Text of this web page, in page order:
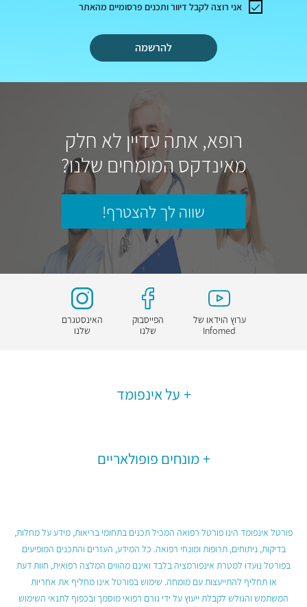
להרשמה
אני רוצה לקבל דיוור ותכנים פרסומיים מהאתר
רופא, אתה עדיין לא חלק
מאינדקס המומחים שלנו?
שווה לך להצטרף!
ערוץ הוידאו של
Infomed
הפייסבוק
שלנו
האינסטגרם
שלנו
על אינפומד
מונחים פופולאריים
פורטל אינפומד הינו פורטל רפואה המכיל תכנים בתחומי בריאות, מידע על מחלות,
בדיקות, ניתוחים, תרופות ומונחי רפואה. כל המידע, העזרים והתכנים המופיעים
בפורטל נועדו למטרת אינפורמציה בלבד ואינם מהווים המלצה רפואית, חוות דעת
או תחליף להתייעצות עם מומחה. שימוש בפורטל אינו מחליף את אחריות
המשתמש והגולש לקבלת ייעוץ על ידי גורם רפואי מוסמך ובכפוף לתנאי השימוש